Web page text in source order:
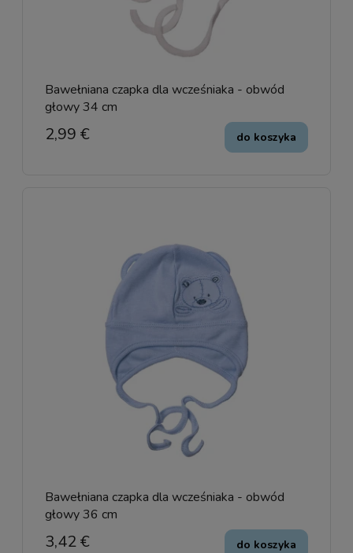
Bawełniana czapka dla wcześniaka - obwód
głowy 34 cm
2,99 € do koszyka
Bawełniana czapka dla wcześniaka - obwód
głowy 36 cm
3,42 € do koszyka